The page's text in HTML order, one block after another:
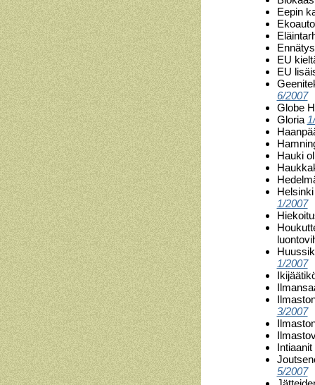
Eepin
EU
EU
6/2007
Globe
Gloria
Hauki
1/2007
1/2007
3/2007
5/2007